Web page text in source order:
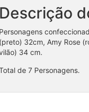
Descrição
Personagens
(preto) 32cm, Amy Rose
34 cm.
de 7 Personagens.